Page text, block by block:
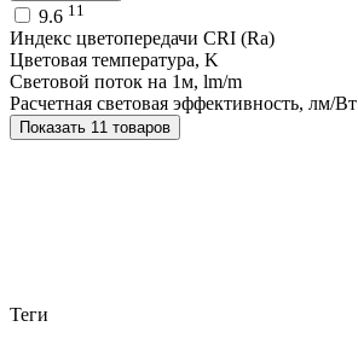
9.6 11
Индекс цветопередачи CRI (Ra)
Цветовая температура, K
Световой поток на 1м, lm/m
Расчетная световая эффективность, лм/Вт
Показать 11 товаров
Теги